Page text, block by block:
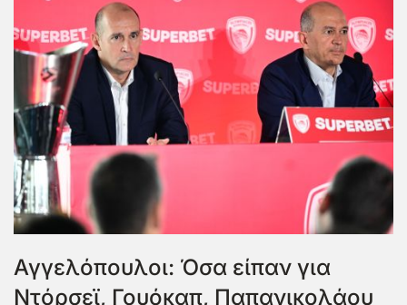
Αγγελόπουλοι: Όσα είπαν για
Ντόρσεϊ, Γουόκαπ, Παπανικολάου